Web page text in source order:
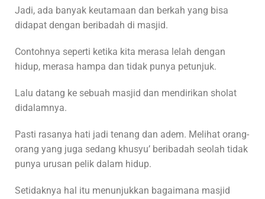
Jadi, ada banyak keutamaan dan berkah yang bisa
didapat dengan beribadah di masjid.
Contohnya seperti ketika kita merasa lelah dengan
hidup, merasa hampa dan tidak punya petunjuk.
Lalu datang ke sebuah masjid dan mendirikan sholat
didalamnya.
Pasti rasanya hati jadi tenang dan adem. Melihat orang-
orang yang juga sedang khusyu’ beribadah seolah tidak
punya urusan pelik dalam hidup.
Setidaknya hal itu menunjukkan bagaimana masjid